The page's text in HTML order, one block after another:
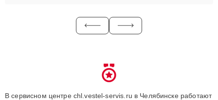
В сервисном центре chl.vestel-servis.ru в Челябинске работают